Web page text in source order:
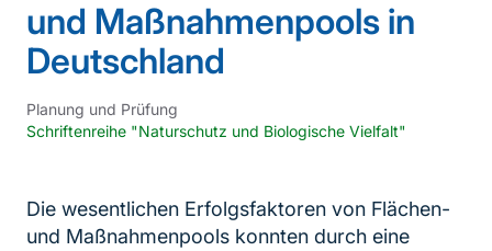
und Maßnahmenpools in
Deutschland
Planung und Prüfung
Schriftenreihe "Naturschutz und Biologische Vielfalt"
Die wesentlichen Erfolgsfaktoren von Flächen-
und Maßnahmenpools konnten durch eine